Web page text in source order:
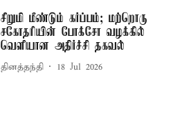
சிறுமி மீண்டும் கர்ப்பம்; மற்றொரு
சகோதரியின் போக்சோ வழக்கில்
வெளியான அதிர்ச்சி தகவல்
தினத்தந்தி 18 Jul 2026